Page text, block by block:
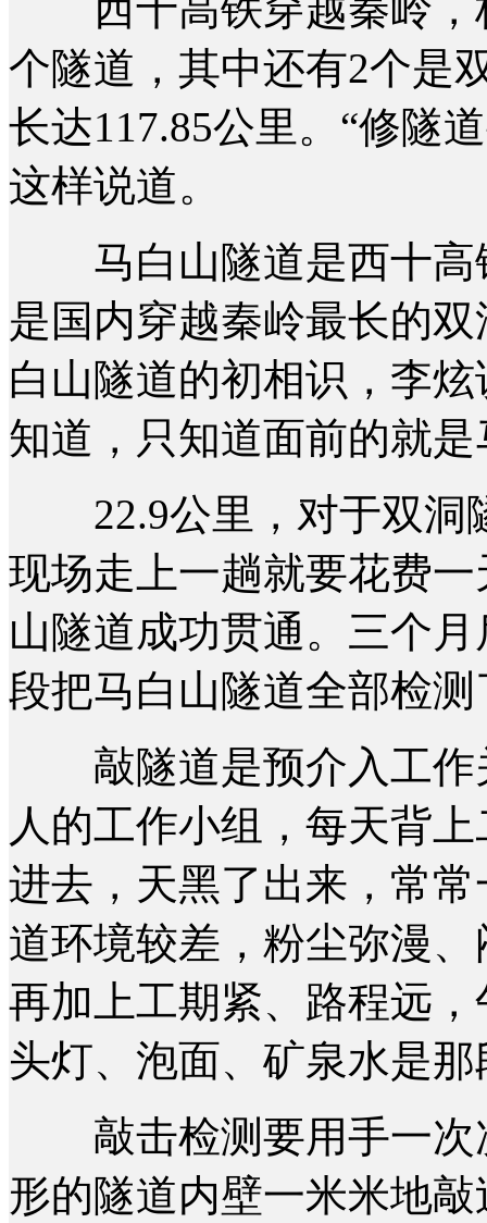
个隧道，其中还有2个是
长达117.85公里。“修隧
这样说道。
马白山隧道是西十高
是国内穿越秦岭最长的
白山隧道的初相识，李
知道，只知道面前的就是
22.9公里，对于双洞
现场走上一趟就要花费
山隧道成功贯通。三个
段把马白山隧道全部检
敲隧道是预介入工作
人的工作小组，每天背
进去，天黑了出来，常
道环境较差，粉尘弥漫
再加上工期紧、路程远
头灯、泡面、矿泉水是
敲击检测要用手一次
形的隧道内壁一米米地